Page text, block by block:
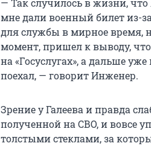
— Так случилось в жизни,
мне дали военный билет из-
для службы в мирное время,
момент, пришел к выводу,
на «Госуслугах», а дальше
поехал, — говорит Инженер.
Зрение у Галеева и правда
полученной на СВО, и вовсе
толстыми стеклами, за